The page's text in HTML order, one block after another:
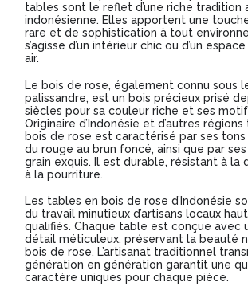
tables sont le reflet d’une riche tradition
indonésienne. Elles apportent une
rare et de sophistication à tout
s’agisse d’un intérieur chic ou d’un
air.
Le bois de rose, également connu sous
palissandre, est un bois précieux prisé
siècles pour sa couleur riche et ses
Originaire d’Indonésie et d’autres
bois de rose est caractérisé par ses
du rouge au brun foncé, ainsi que par
grain exquis. Il est durable, résistant à
à la pourriture.
Les tables en bois de rose d’Indonésie
du travail minutieux d’artisans locaux
qualifiés. Chaque table est conçue avec
détail méticuleux, préservant la beauté
bois de rose. L’artisanat traditionnel
génération en génération garantit une
caractère uniques pour chaque pièce.